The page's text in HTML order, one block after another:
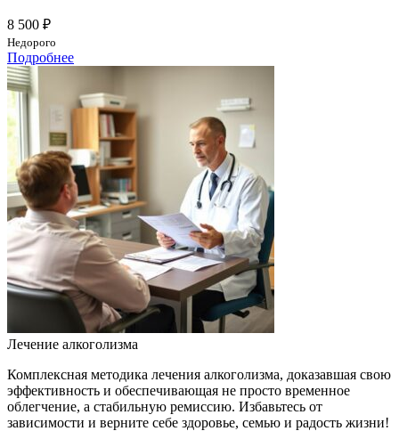
8 500 ₽
Недорого
Подробнее
Лечение алкоголизма
Комплексная методика лечения алкоголизма, доказавшая свою
эффективность и обеспечивающая не просто временное
облегчение, а стабильную ремиссию. Избавьтесь от
зависимости и верните себе здоровье, семью и радость жизни!